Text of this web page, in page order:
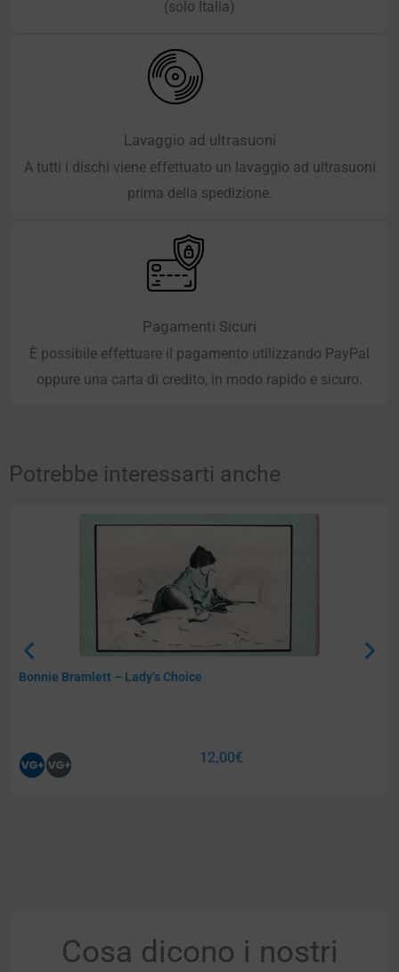
(solo Italia)
Lavaggio ad ultrasuoni
A tutti i dischi viene effettuato un lavaggio ad ultrasuoni
prima della spedizione.
Pagamenti Sicuri
È possibile effettuare il pagamento utilizzando PayPal
oppure una carta di credito, in modo rapido e sicuro.
Potrebbe interessarti anche
Bonnie Bramlett – Lady’s Choice
12,00€
Cosa dicono i nostri